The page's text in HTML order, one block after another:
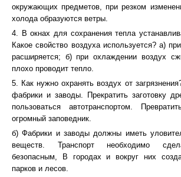
окружающих предметов, при резком
холода образуются ветры.
4. В окнах для сохранения тепла
Какое свойство воздуха используется? а)
расширяется; б) при охлаждении воздух
плохо проводит тепло.
5. Как нужно охранять воздух от
фабрики и заводы. Прекратить заготовку
пользоваться автотранспортом.
огромный заповедник.
б) Фабрики и заводы должны иметь
веществ. Транспорт необходимо
безопасным, В городах и вокруг них
парков и лесов.